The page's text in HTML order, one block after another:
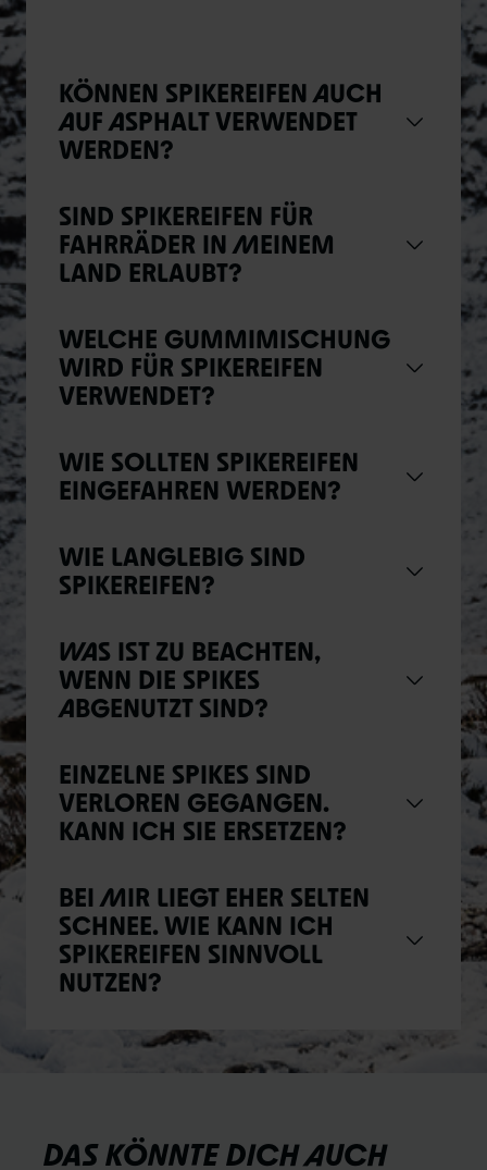
KÖNNEN SPIKEREIFEN AUCH
AUF ASPHALT VERWENDET
WERDEN?
SIND SPIKEREIFEN FÜR
FAHRRÄDER IN MEINEM
LAND ERLAUBT?
WELCHE GUMMIMISCHUNG
WIRD FÜR SPIKEREIFEN
VERWENDET?
WIE SOLLTEN SPIKEREIFEN
EINGEFAHREN WERDEN?
WIE LANGLEBIG SIND
SPIKEREIFEN?
WAS IST ZU BEACHTEN,
WENN DIE SPIKES
ABGENUTZT SIND?
EINZELNE SPIKES SIND
VERLOREN GEGANGEN.
KANN ICH SIE ERSETZEN?
BEI MIR LIEGT EHER SELTEN
SCHNEE. WIE KANN ICH
SPIKEREIFEN SINNVOLL
NUTZEN?
DAS KÖNNTE DICH AUCH